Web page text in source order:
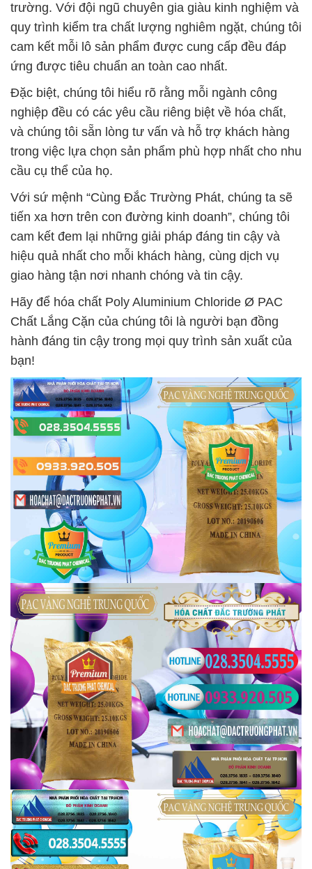
trường. Với đội ngũ chuyên gia giàu kinh nghiệm và
quy trình kiểm tra chất lượng nghiêm ngặt, chúng tôi
cam kết mỗi lô sản phẩm được cung cấp đều đáp
ứng được tiêu chuẩn an toàn cao nhất.
Đặc biệt, chúng tôi hiểu rõ rằng mỗi ngành công
nghiệp đều có các yêu cầu riêng biệt về hóa chất,
và chúng tôi sẵn lòng tư vấn và hỗ trợ khách hàng
trong việc lựa chọn sản phẩm phù hợp nhất cho nhu
cầu cụ thể của họ.
Với sứ mệnh “Cùng Đắc Trường Phát, chúng ta sẽ
tiến xa hơn trên con đường kinh doanh”, chúng tôi
cam kết đem lại những giải pháp đáng tin cậy và
hiệu quả nhất cho mỗi khách hàng, cùng dịch vụ
giao hàng tận nơi nhanh chóng và tin cậy.
Hãy để hóa chất Poly Aluminium Chloride Ø PAC
Chất Lắng Cặn của chúng tôi là người bạn đồng
hành đáng tin cậy trong mọi quy trình sản xuất của
bạn!